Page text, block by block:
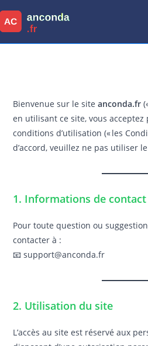
to
content
Bienvenue sur le siteanconda.fr
en utilisant ce site, vous
conditions d’utilisation (« les
d’accord, veuillez ne pas utiliser
1. Informations de contact
Pour toute question ou
contacter à :
📧 support@anconda.fr
2. Utilisation du site
L’accès au site est réservé aux